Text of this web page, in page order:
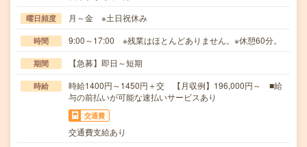
曜日頻度 月～金 ※土日祝休み
時間 9:00～17:00 ※残業はほとんどありません。※休憩60分。
期間 【急募】即日～短期
時給
時給1400円～1450円＋交 【月収例】196,000円～ ■給
与の前払いが可能な速払いサービスあり
交通費
交通費支給あり